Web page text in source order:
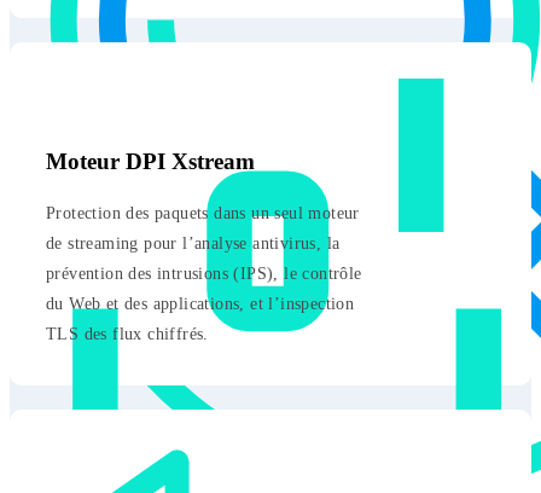
Moteur DPI Xstream
Protection des paquets dans un seul moteur
de streaming pour l’analyse antivirus, la
prévention des intrusions (IPS), le contrôle
du Web et des applications, et l’inspection
TLS des flux chiffrés.